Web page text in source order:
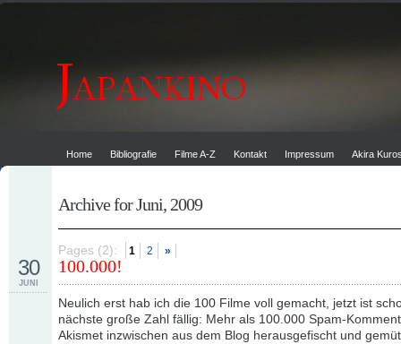
Home Bibliografie Filme A-Z Kontakt Impressum Akira
Archive for Juni, 2009
Pages (2): 1 2 »
100.000!
30
JUNI
Neulich erst hab ich die 100 Filme voll gemacht, jetzt ist
nächste große Zahl fällig: Mehr als 100.000 Spam-
Akismet inzwischen aus dem Blog herausgefischt und